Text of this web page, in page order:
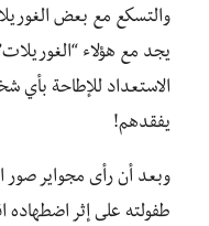
والتسكع مع بعض
يجد مع هؤلاء
الاستعداد للإطاحة بأي
يفقدهم!
وبعد أن رأى مجواير صور
طفولته على إثر